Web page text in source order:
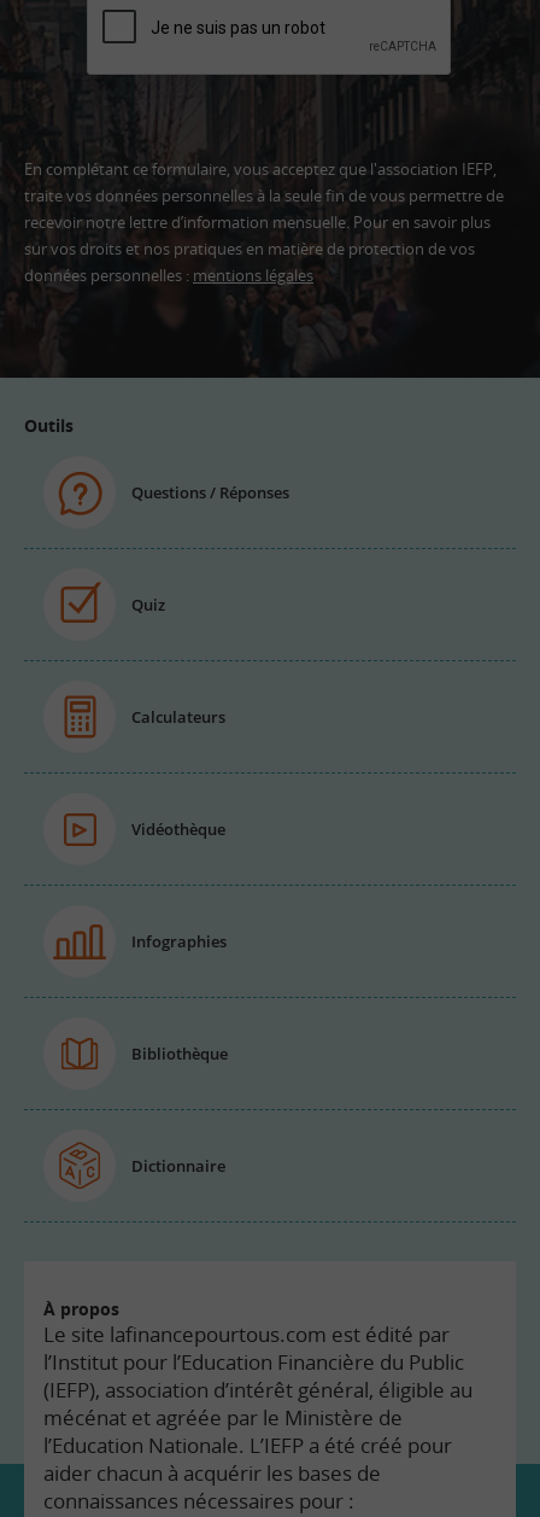
En complétant ce formulaire, vous acceptez que l'association IEFP,
traite vos données personnelles à la seule fin de vous permettre de
recevoir notre lettre d’information mensuelle. Pour en savoir plus
sur vos droits et nos pratiques en matière de protection de vos
données personnelles : mentions légales
Outils
Questions / Réponses
Quiz
Calculateurs
Vidéothèque
Infographies
Bibliothèque
Dictionnaire
À propos
Le site lafinancepourtous.com est édité par
l’Institut pour l’Education Financière du Public
(IEFP), association d’intérêt général, éligible au
mécénat et agréée par le Ministère de
l’Education Nationale. L’IEFP a été créé pour
aider chacun à acquérir les bases de
connaissances nécessaires pour :